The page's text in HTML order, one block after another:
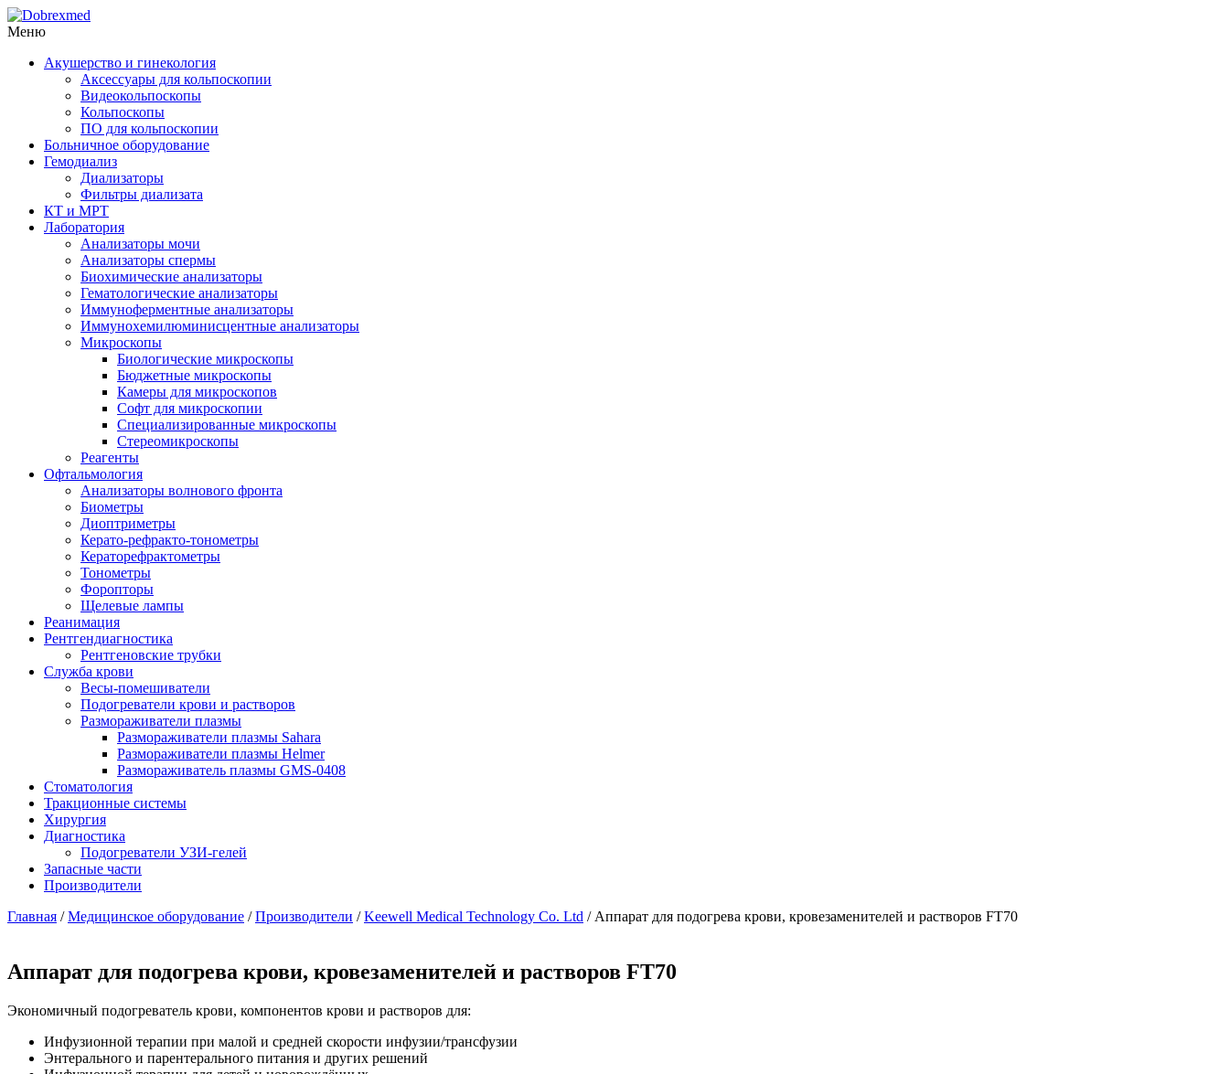
Меню
Акушерство и гинекология
Аксессуары для кольпоскопии
Видеокольпоскопы
Кольпоскопы
ПО для кольпоскопии
Больничное оборудование
Гемодиализ
Диализаторы
Фильтры диализата
КТ и МРТ
Лаборатория
Анализаторы мочи
Анализаторы спермы
Биохимические анализаторы
Гематологические анализаторы
Иммуноферментные анализаторы
Иммунохемилюминисцентные анализаторы
Микроскопы
Биологические микроскопы
Бюджетные микроскопы
Камеры для микроскопов
Софт для микроскопии
Специализированные микроскопы
Стереомикроскопы
Реагенты
Офтальмология
Анализаторы волнового фронта
Биометры
Диоптриметры
Керато-рефракто-тонометры
Кераторефрактометры
Тонометры
Форопторы
Щелевые лампы
Реанимация
Рентгендиагностика
Рентгеновские трубки
Служба крови
Весы-помешиватели
Подогреватели крови и растворов
Размораживатели плазмы
Размораживатели плазмы Sahara
Размораживатели плазмы Helmer
Размораживатель плазмы GMS-0408
Стоматология
Тракционные системы
Хирургия
Диагностика
Подогреватели УЗИ-гелей
Запасные части
Производители
Главная /Медицинское оборудование /Производители /Keewell Medical Technology Co. Ltd / Аппарат для подогрева крови, кровезаменителей и растворов FT70
Аппарат для подогрева крови, кровезаменителей и растворов FT70
Экономичный подогреватель крови, компонентов крови и растворов для:
Инфузионной терапии при малой и средней скорости инфузии/трансфузии
Энтерального и парентерального питания и других решений